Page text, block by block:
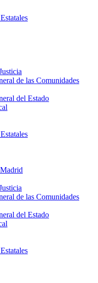
de las Comunidades
del Estado
de las Comunidades
del Estado